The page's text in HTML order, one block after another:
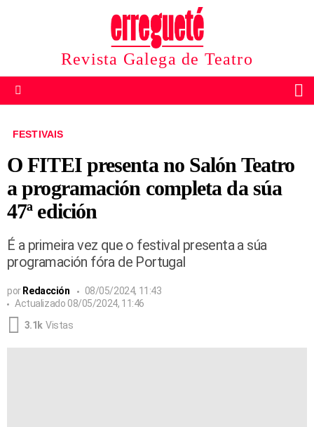
Revista Galega de Teatro
FESTIVAIS
O FITEI presenta no Salón Teatro
a programación completa da súa
47ª edición
É a primeira vez que o festival presenta a súa
programación fóra de Portugal
por Redacción
08/05/2024, 11:43
Actualizado 08/05/2024, 11:46
3.1k Vistas